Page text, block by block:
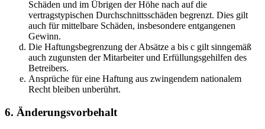
Schäden und im Übrigen der Höhe nach auf die
vertragstypischen Durchschnittsschäden begrenzt. Dies gilt
auch für mittelbare Schäden, insbesondere entgangenen
Gewinn.
Die Haftungsbegrenzung der Absätze a bis c gilt sinngemäß
auch zugunsten der Mitarbeiter und Erfüllungsgehilfen des
Betreibers.
Ansprüche für eine Haftung aus zwingendem nationalem
Recht bleiben unberührt.
6. Änderungsvorbehalt